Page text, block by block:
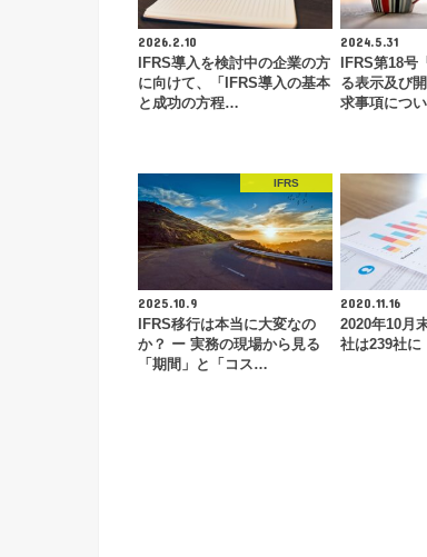
2026.2.10
IFRS導入を検討中の企業の方
に向けて、「IFRS導入の基本
と成功の方程…
2024.5.31
IFRS第18号
る表示及び
求事項につ
IFRS
2025.10.9
IFRS移行は本当に大変なの
か？ ー 実務の現場から見る
「期間」と「コス…
2020.11.16
2020年10月
社は239社に